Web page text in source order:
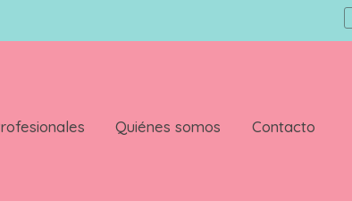
Quiénes somos Contacto